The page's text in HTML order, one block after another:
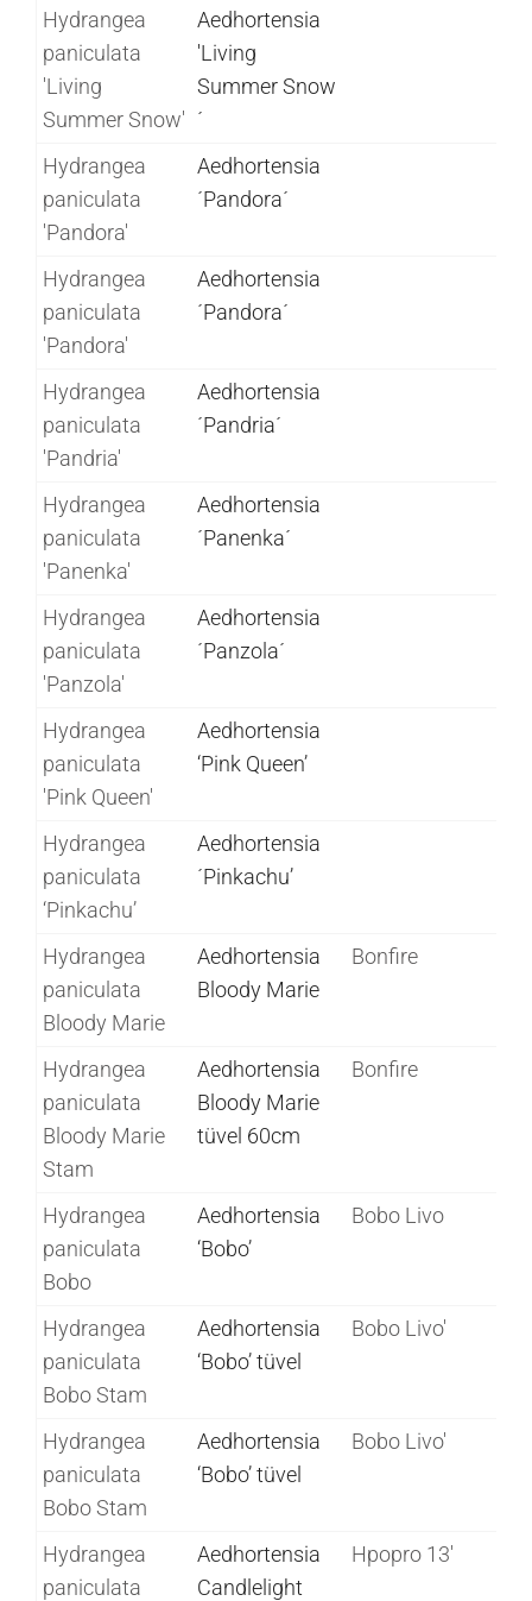
Hydrangea
paniculata
'Living
Summer Snow'
Aedhortensia
'Living
Summer Snow
´
Hydrangea
paniculata
'Pandora'
Aedhortensia
´Pandora´
Hydrangea
paniculata
'Pandora'
Aedhortensia
´Pandora´
Hydrangea
paniculata
'Pandria'
Aedhortensia
´Pandria´
Hydrangea
paniculata
'Panenka'
Aedhortensia
´Panenka´
Hydrangea
paniculata
'Panzola'
Aedhortensia
´Panzola´
Hydrangea
paniculata
'Pink Queen'
Aedhortensia
‘Pink Queen’
Hydrangea
paniculata
‘Pinkachu’
Aedhortensia
´Pinkachu’
Hydrangea
paniculata
Bloody Marie
Aedhortensia
Bloody Marie
Bonfire
Hydrangea
paniculata
Bloody Marie
Stam
Aedhortensia
Bloody Marie
tüvel 60cm
Bonfire
Hydrangea
paniculata
Bobo
Aedhortensia
‘Bobo’
Bobo Livo
Hydrangea
paniculata
Bobo Stam
Aedhortensia
‘Bobo’ tüvel
Bobo Livo'
Hydrangea
paniculata
Bobo Stam
Aedhortensia
‘Bobo’ tüvel
Bobo Livo'
Hydrangea
paniculata
Aedhortensia
Candlelight
Hpopro 13'